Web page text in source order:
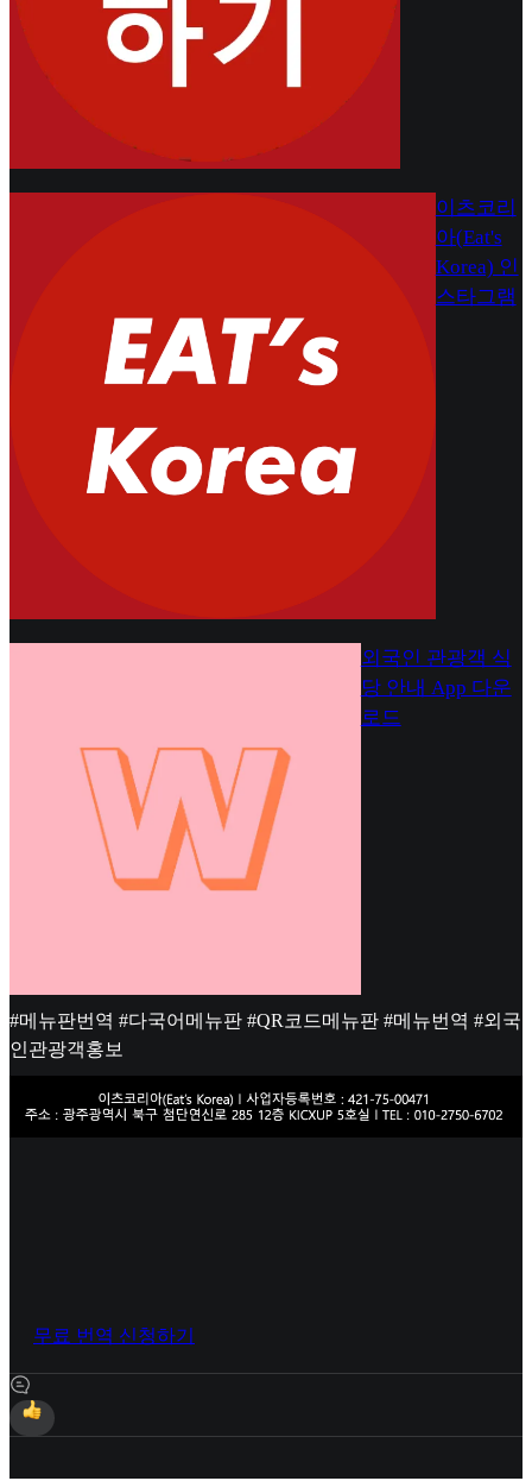
이츠코리
아(Eat's
Korea) 인
스타그램
외국인 관광객 식
당 안내 App 다운
로드
#메뉴판번역 #다국어메뉴판 #QR코드메뉴판 #메뉴번역 #외국
인관광객홍보
무료 번역 신청하기